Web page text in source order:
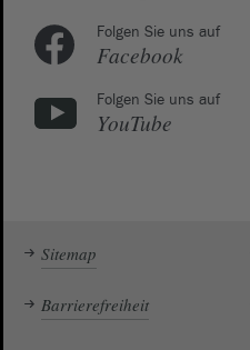
Folgen Sie uns auf
Facebook
Folgen Sie uns auf
YouTube
Sitemap
Barrierefreiheit